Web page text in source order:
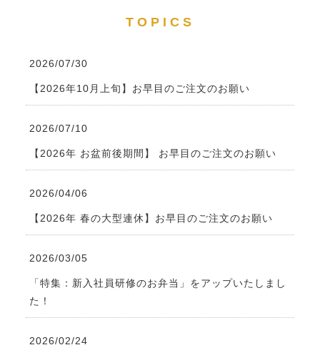
TOPICS
2026/07/30
【2026年10月上旬】お早目のご注文のお願い
2026/07/10
【2026年 お盆前後期間】 お早目のご注文のお願い
2026/04/06
【2026年 春の大型連休】お早目のご注文のお願い
2026/03/05
「特集：新入社員研修のお弁当」をアップいたしまし
た！
2026/02/24